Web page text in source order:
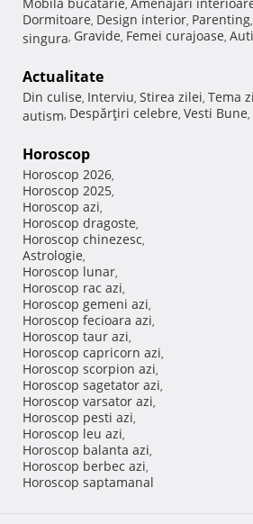
,
Dormitoare, Design interior, Parenting,
singura, Gravide, Femei curajoase,
Actualitate
Din culise, Interviu, Stirea zilei, Tema
autism, Despărţiri celebre, Vesti Bune,
Horoscop
Horoscop 2026,
Horoscop 2025,
Horoscop azi,
Horoscop dragoste,
Horoscop chinezesc,
Astrologie,
Horoscop lunar,
Horoscop rac azi,
Horoscop gemeni azi,
Horoscop fecioara azi,
Horoscop taur azi,
Horoscop capricorn azi,
Horoscop scorpion azi,
Horoscop sagetator azi,
Horoscop varsator azi,
Horoscop pesti azi,
Horoscop leu azi,
Horoscop balanta azi,
Horoscop berbec azi,
Horoscop saptamanal